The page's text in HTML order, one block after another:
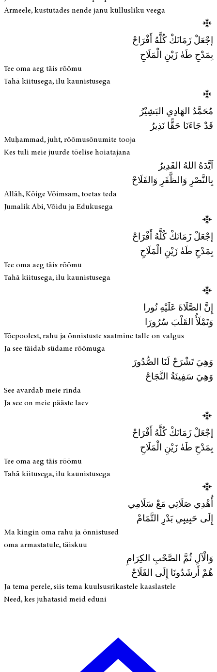
Armeele, kustutades nende janu küllusliku veega
إجْعَلْ زَمَانَكْ كُلَّهُ أَفْرَاحْ
بِمَدْحِ طَهٰ زَيْنِ الْمَلَاحِ
Tee oma aeg täis rõõmu
Tahā kiitusega, ilu kaunistusega
مُحَمَّدُ الهَادِي البَشِيْرُ
قَدْ جَاءَنَا حَقًّا نَذِيرُ
Muḥammad, juht, rõõmusõnumite tooja
Kes tuli meie juurde tõelise hoiatajana
اَيَّدَهُ اللهُ القَدِيرُ
بِالنَّصْرِ وَالظَّفَرِ وَالفَلَاحْ
Allāh, Kõige Võimsam, toetas teda
Jumalik Abi, Võidu ja Edukusega
إجْعَلْ زَمَانَكْ كُلَّهُ أَفْرَاحْ
بِمَدْحِ طَهٰ زَيْنِ الْمَلَاحِ
Tee oma aeg täis rõõmu
Tahā kiitusega, ilu kaunistusega
إِنَّ الصَّلَاةَ عَلَيْهِ نُورا
وَتَمْلَأُ القَلْبَ سُرُورَا
Tõepoolest, rahu ja õnnistuste saatmine talle on valgus
Ja see täidab südame rõõmuga
وَهِيَ تَشْرَحْ لَنَا الصُّدُورَ
وَهِيَ سَفِينَةُ النَّجَاحْ
See avardab meie rinda
Ja see on meie pääste laev
إجْعَلْ زَمَانَكْ كُلَّهُ أَفْرَاحْ
بِمَدْحِ طَهٰ زَيْنِ الْمَلَاحِ
Tee oma aeg täis rõõmu
Tahā kiitusega, ilu kaunistusega
أُهْدِي صَلَاتِي مَعْ سَلَامِي
إِلَى حَبِيبِي بَدْرِ التَّمَامْ
Ma kingin oma rahu ja õnnistused
oma armastatule, täiskuu
وَالْآلِ ثُمَّ الصَّحْبِ الكِرَامِ
هُمْ أَرشَدُونَا إِلَى الفَلَاحْ
Ja tema perele, siis tema kuulsusrikastele kaaslastele
Need, kes juhatasid meid eduni